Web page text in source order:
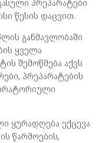
პრეპარატები
წესის დაცვით.
განმავლობაში
ყველა
შემოწმება აქვს
პრეპარატების
ყურადღება ექცევა
წარმოების,